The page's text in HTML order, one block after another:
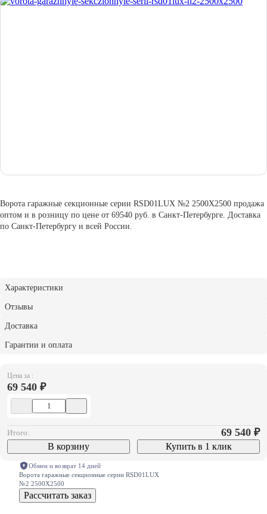
Цена за :
69 540 ₽
Итого: 69 540 ₽
В корзину Купить в 1 клик
Обмен и возврат 14 дней
Ворота гаражные секционные серии RSD01LUX
№2 2500X2500
Рассчитать заказ
Ворота гаражные секционные серии RSD01LUX №2 2500X2500 продажа
оптом и в розницу по цене от 69540 руб. в Санкт-Петербурге. Доставка
по Санкт-Петербургу и всей России.
Характеристики
Отзывы
Доставка
Гарантии и оплата